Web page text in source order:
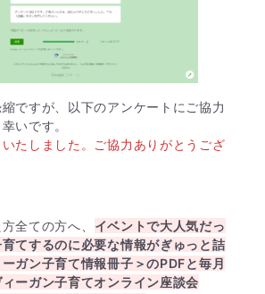
ですが、以下のアンケートにご協力
いです。
たしました。ご協力ありがとうござ
全ての方へ、 イベントで大人気だっ
てするのに必要な情報がぎゅっと詰
ガン子育て情報冊子＞のPDFと毎月
ーガン子育てオンライン座談会